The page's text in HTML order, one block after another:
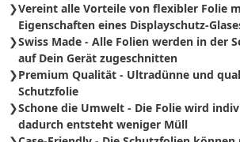
Vereint alle Vorteile von flexibler Folie
Eigenschaften eines Displayschutz-
Swiss Made - Alle Folien werden in der
auf Dein Gerät zugeschnitten
Premium Qualität - Ultradünne und
Schutzfolie
Schone die Umwelt - Die Folie wird
dadurch entsteht weniger Müll